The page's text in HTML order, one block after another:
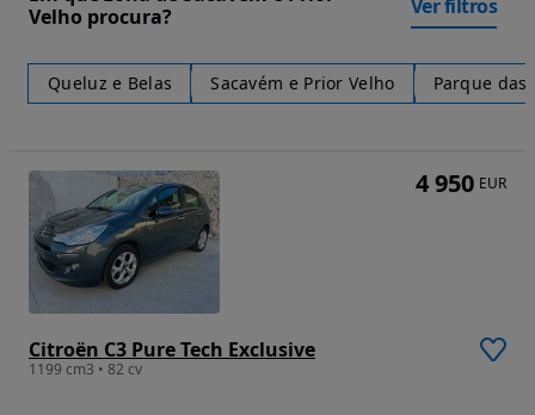
Velho procura?
Ver filtros
Queluz e Belas Sacavém e Prior Velho Parque das
Citroën C3 Pure Tech Exclusive
1199 cm3 • 82 cv
4 950 EUR